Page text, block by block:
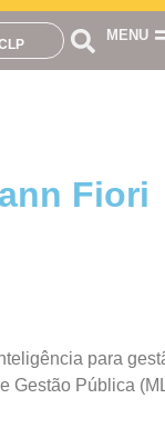
MENU
Fiori
para
Gestão Pública